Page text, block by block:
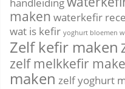
maken waterkefir
wat is kefir yoghurt bloemen
Zelf kefir maken
zelf melkkefir
maken zelf yoghurt